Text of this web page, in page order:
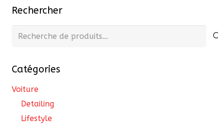
Rechercher
Recherche
Catégories
Voiture
Detailing
Lifestyle